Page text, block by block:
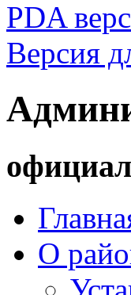
PDA
Версия
О